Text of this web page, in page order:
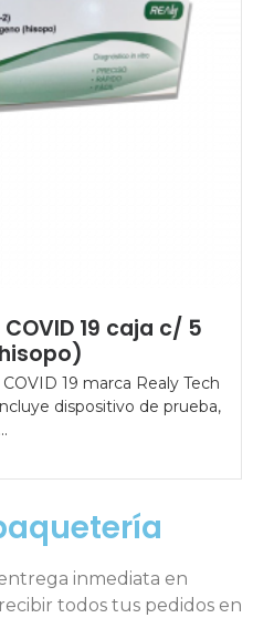
19 caja c/ 5
19 marca Realy Tech
dispositivo de prueba,
inmediata en
todos tus pedidos en